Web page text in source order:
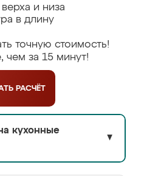
и низа
в длину
точную стоимость!
чем за 15 минут!
РАСЧЁТ
кухонные
▼